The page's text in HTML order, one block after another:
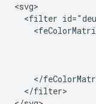
<svg>
<filter
</
  </filter>